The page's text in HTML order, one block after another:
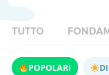
TUTTO
POPOLARI